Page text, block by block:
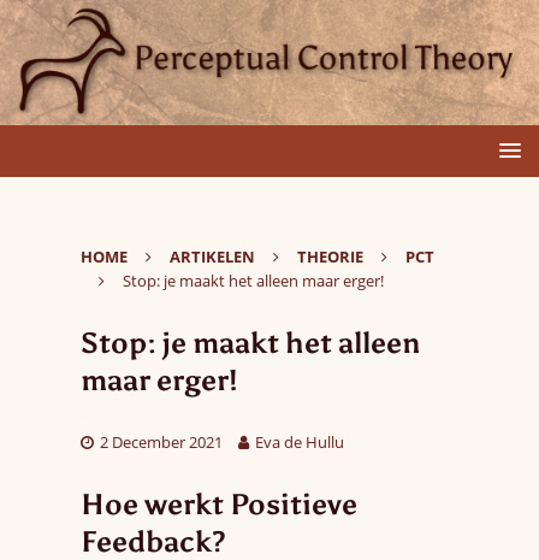
HOME ARTIKELEN THEORIE
PCT
Stop: je maakt het alleen maar erger!
Stop: je maakt het alleen
maar erger!
2 December 2021 Eva de Hullu
Hoe werkt Positieve
Feedback?